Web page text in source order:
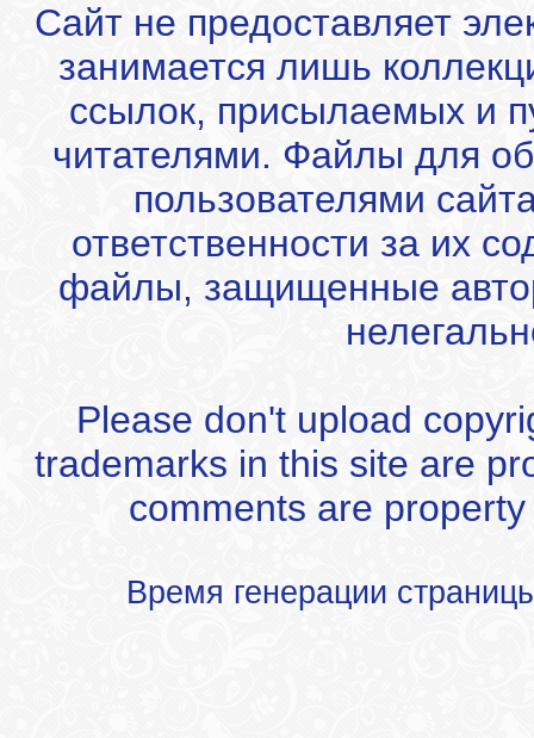
Сайт не предоставляет
занимается лишь
ссылок, присылаемых и
читателями. Файлы для
пользователями
ответственности за их
файлы, защищенные
Please don't upload
trademarks in this site are
comments are
Время генерации